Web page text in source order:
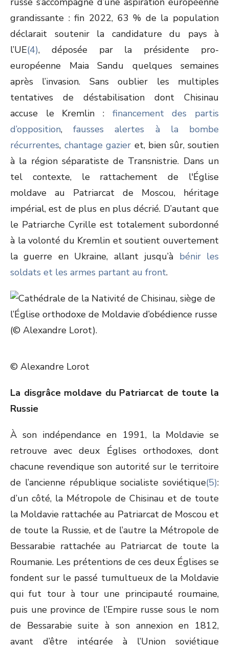
grandissante : fin 2022, 63 % de la population
déclarait soutenir la candidature du pays à
l’UE(4), déposée par la présidente pro-
européenne Maia Sandu quelques semaines
après l’invasion. Sans oublier les multiples
tentatives de déstabilisation dont Chisinau
accuse le Kremlin : financement des partis
d’opposition,fausses alertes à la bombe
récurrentes, chantage gazier et, bien sûr, soutien
à la région séparatiste de Transnistrie. Dans un
tel contexte, le rattachement de l'Église
moldave au Patriarcat de Moscou, héritage
impérial, est de plus en plus décrié. D’autant que
le Patriarche Cyrille est totalement subordonné
à la volonté du Kremlin et soutient ouvertement
la guerre en Ukraine, allant jusqu’à bénir les
soldats et les armes partant au front.
© Alexandre Lorot
La disgrâce moldave du Patriarcat de toute la
Russie
À son indépendance en 1991, la Moldavie se
retrouve avec deux Églises orthodoxes, dont
chacune revendique son autorité sur le territoire
de l’ancienne république socialiste soviétique(5):
d’un côté, la Métropole de Chisinau et de toute
la Moldavie rattachée au Patriarcat de Moscou et
de toute la Russie, et de l’autre la Métropole de
Bessarabie rattachée au Patriarcat de toute la
Roumanie. Les prétentions de ces deux Églises se
fondent sur le passé tumultueux de la Moldavie
qui fut tour à tour une principauté roumaine,
puis une province de l’Empire russe sous le nom
de Bessarabie suite à son annexion en 1812,
avant d’être intégrée à l’Union soviétique